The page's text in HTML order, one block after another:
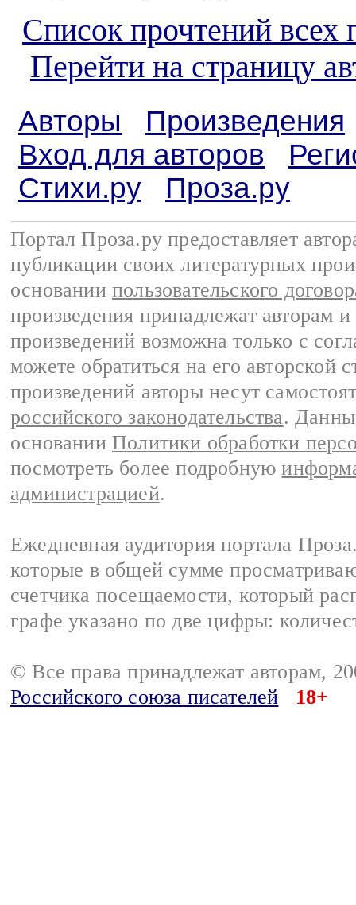
Список прочтений всех
Перейти на страницу
Авторы
Произведения
Вход для авторов
Стихи.ру
Проза.ру
Портал Проза.ру предоставляет
публикации своих литературных
основании пользовательского
произведения принадлежат авторам
произведений возможна только с
можете обратиться на его авторской
произведений авторы несут
российского законодательства.
основании Политики обработки
посмотреть более подробную
администрацией.
Ежедневная аудитория портала
которые в общей сумме
счетчика посещаемости, который
графе указано по две цифры:
© Все права принадлежат авторам,
Российского союза писателей
18+